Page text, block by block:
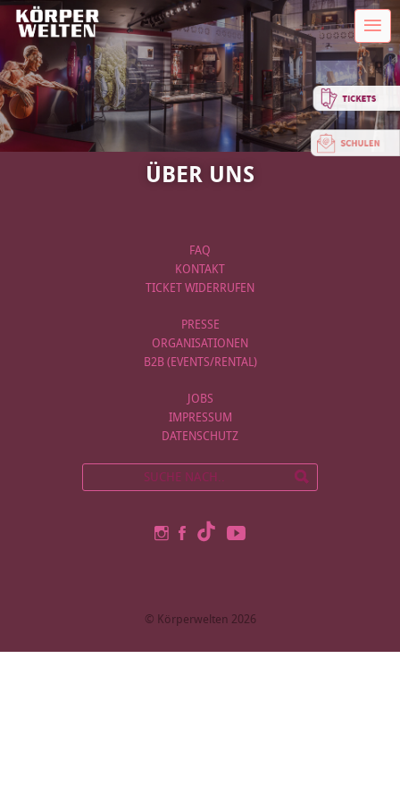
ÜBER UNS
FAQ
KONTAKT
TICKET WIDERRUFEN
PRESSE
ORGANISATIONEN
B2B (EVENTS/RENTAL)
JOBS
IMPRESSUM
DATENSCHUTZ
© Körperwelten 2026